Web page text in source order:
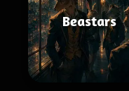
Beastars